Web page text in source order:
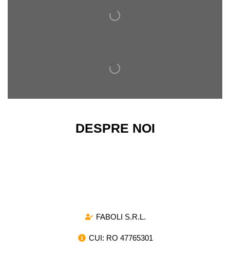
DESPRE NOI
FABOLI S.R.L.
CUI: RO 47765301